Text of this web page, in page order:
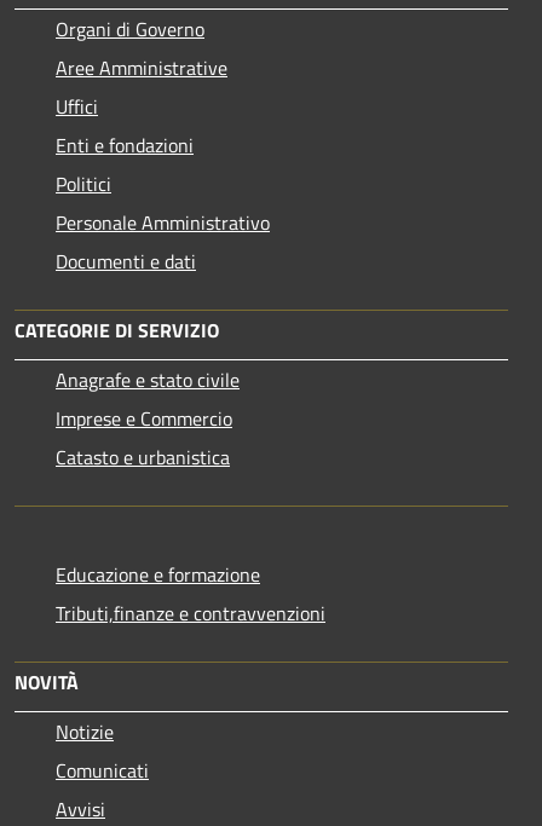
Organi di Governo
Aree Amministrative
Uffici
Enti e fondazioni
Politici
Personale Amministrativo
Documenti e dati
CATEGORIE DI SERVIZIO
Anagrafe e stato civile
Imprese e Commercio
Catasto e urbanistica
Educazione e formazione
Tributi,finanze e contravvenzioni
NOVITÀ
Notizie
Comunicati
Avvisi